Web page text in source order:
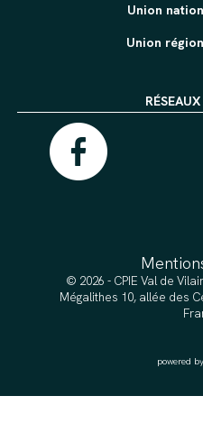
Union
Union
© 2026 - CPIE Val de
Mégalithes 10, allée des
powered